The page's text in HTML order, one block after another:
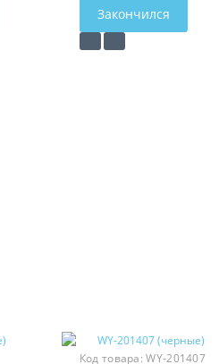
Закончился
Код товара:WY-201407